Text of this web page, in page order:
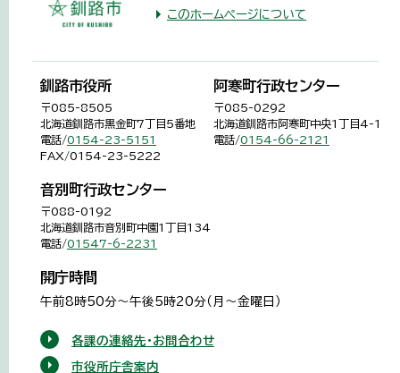
このホームページについて
釧路市役所
〒085-8505
北海道釧路市黒金町7丁目5番地
電話/0154-23-5151
FAX/0154-23-5222
阿寒町行政センター
〒085-0292
北海道釧路市阿寒町中央1丁目4-1
電話/0154-66-2121
音別町行政センター
〒088-0192
北海道釧路市音別町中園1丁目134
電話/01547-6-2231
開庁時間
午前8時50分～午後5時20分（月～金曜日）
各課の連絡先・お問合わせ
市役所庁舎案内